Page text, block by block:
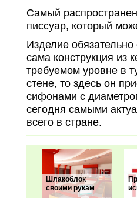
Самый
писсуар, который
Изделие
сама конструкция из
требуемом уровне в
стене, то здесь он
сифонами с
сегодня самыми
всего в стране.
Шлакоблок
своими рукам